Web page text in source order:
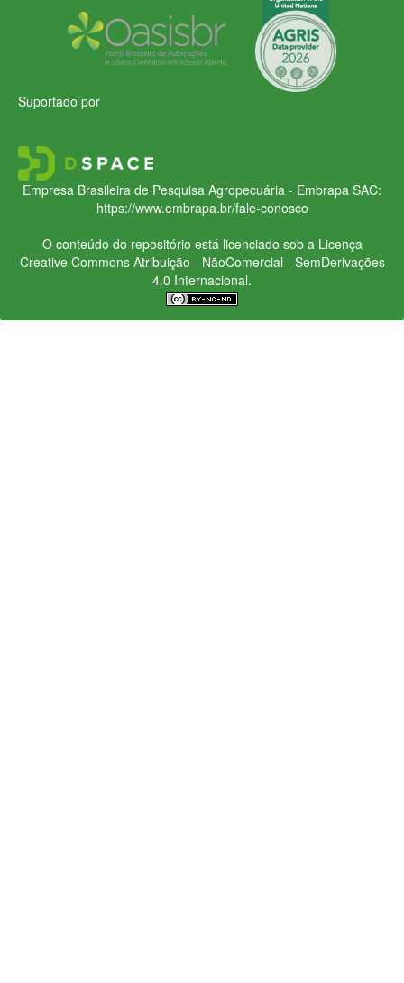
Suportado por
Empresa Brasileira de Pesquisa Agropecuária - Embrapa SAC:
https://www.embrapa.br/fale-conosco
O conteúdo do repositório está licenciado sob a Licença
Creative CommonsAtribuição - NãoComercial - SemDerivações
4.0 Internacional.